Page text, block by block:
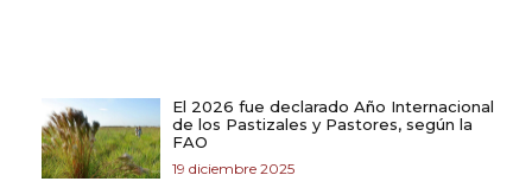
El 2026 fue declarado Año Internacional
de los Pastizales y Pastores, según la
FAO
19 diciembre 2025